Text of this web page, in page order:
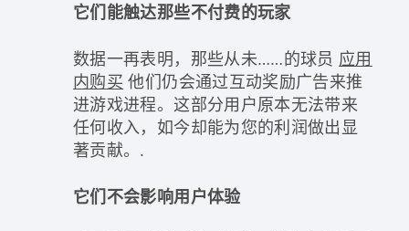
它们能触达那些不付费的玩家
数据一再表明，那些从未……的球员 应用
内购买 他们仍会通过互动奖励广告来推
进游戏进程。这部分用户原本无法带来
任何收入，如今却能为您的利润做出显
著贡献。.
它们不会影响用户体验